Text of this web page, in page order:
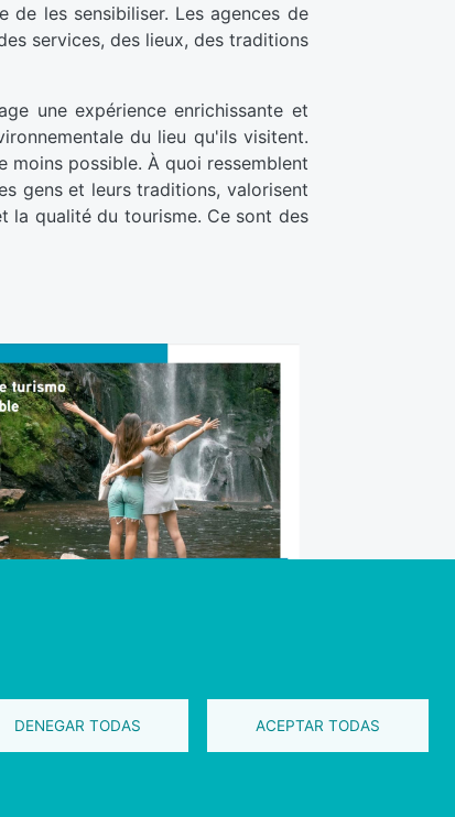
les sensibiliser. Les agences de
services, des lieux, des traditions
une expérience enrichissante et
du lieu qu'ils visitent.
possible. À quoi ressemblent
gens et leurs traditions, valorisent
la qualité du tourisme. Ce sont des
tourisme responsable.
DENEGAR TODAS ACEPTAR TODAS